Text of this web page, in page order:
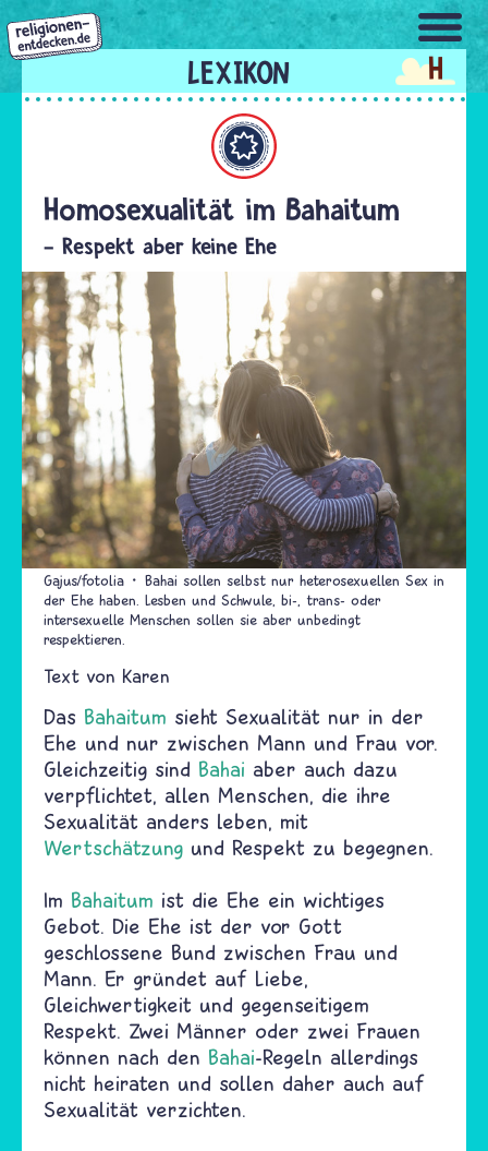
Direkt
zum
Inhalt
H
Homosexualität im Bahaitum
- Respekt aber keine Ehe
Gajus/fotolia
Bahai sollen selbst nur heterosexuellen Sex in
der Ehe haben. Lesben und Schwule, bi-, trans- oder
intersexuelle Menschen sollen sie aber unbedingt
respektieren.
Text von Karen
Das Bahaitum sieht Sexualität nur in der
Ehe und nur zwischen Mann und Frau vor.
Gleichzeitig sind Bahai aber auch dazu
verpflichtet, allen Menschen, die ihre
Sexualität anders leben, mit
Wertschätzung und Respekt zu begegnen.
Im Bahaitum ist die Ehe ein wichtiges
Gebot. Die Ehe ist der vor Gott
geschlossene Bund zwischen Frau und
Mann. Er gründet auf Liebe,
Gleichwertigkeit und gegenseitigem
Respekt. Zwei Männer oder zwei Frauen
können nach den Bahai-Regeln allerdings
nicht heiraten und sollen daher auch auf
Sexualität verzichten.